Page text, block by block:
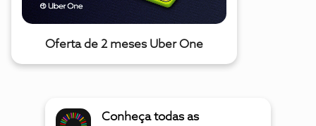
Oferta de 2 meses Uber One
Conheça todas as